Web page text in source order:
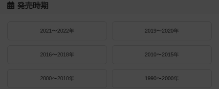
発売時期
2021〜2022年 2019〜2020年
2016〜2018年 2010〜2015年
2000〜2010年 1990〜2000年